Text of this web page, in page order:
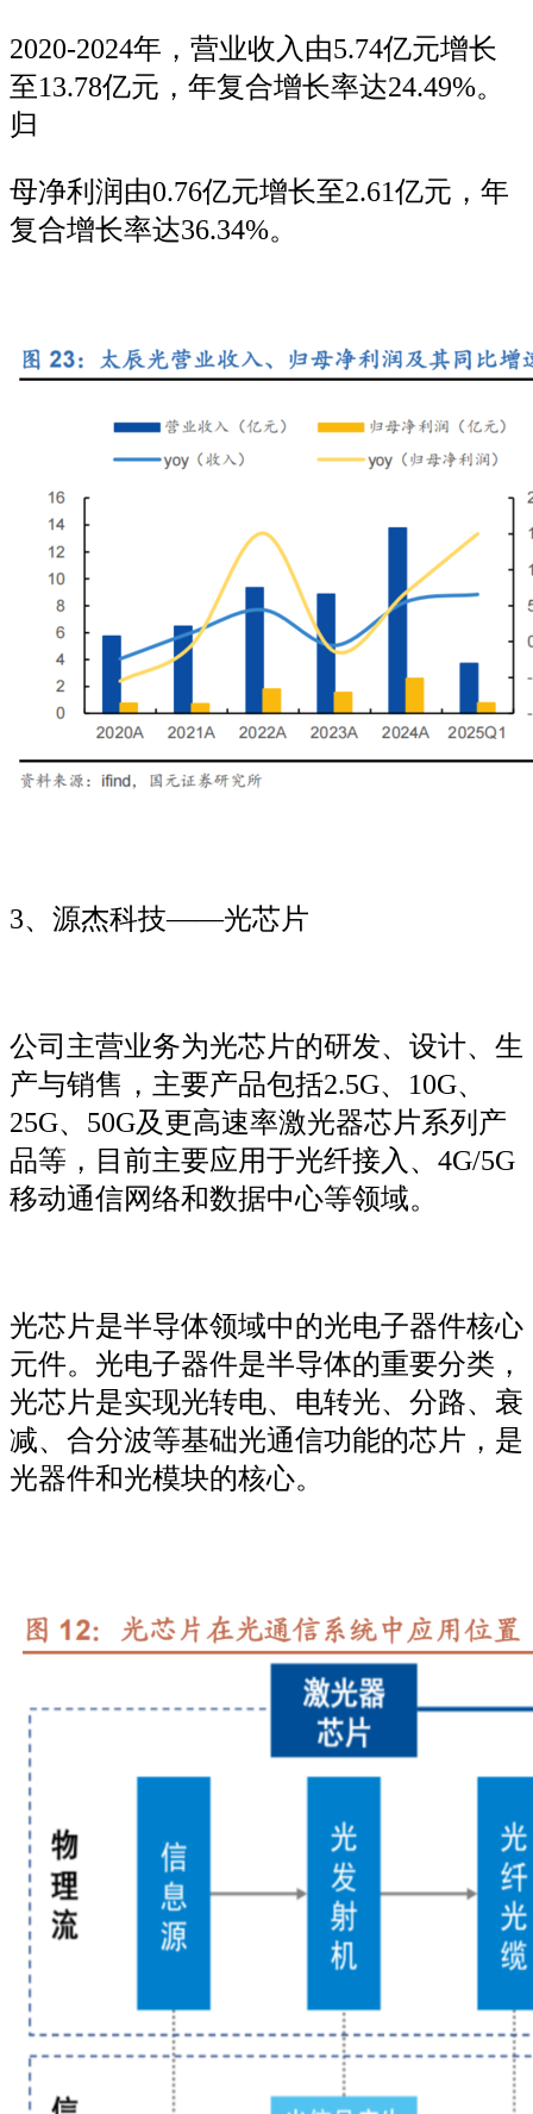
2020-2024年，营业收入由5.74亿元增长
至13.78亿元，年复合增长率达24.49%。
归
母净利润由0.76亿元增长至2.61亿元，年
复合增长率达36.34%。
3、源杰科技——光芯片
公司主营业务为光芯片的研发、设计、生
产与销售，主要产品包括2.5G、10G、
25G、50G及更高速率激光器芯片系列产
品等，目前主要应用于光纤接入、4G/5G
移动通信网络和数据中心等领域。
光芯片是半导体领域中的光电子器件核心
元件。光电子器件是半导体的重要分类，
光芯片是实现光转电、电转光、分路、衰
减、合分波等基础光通信功能的芯片，是
光器件和光模块的核心。